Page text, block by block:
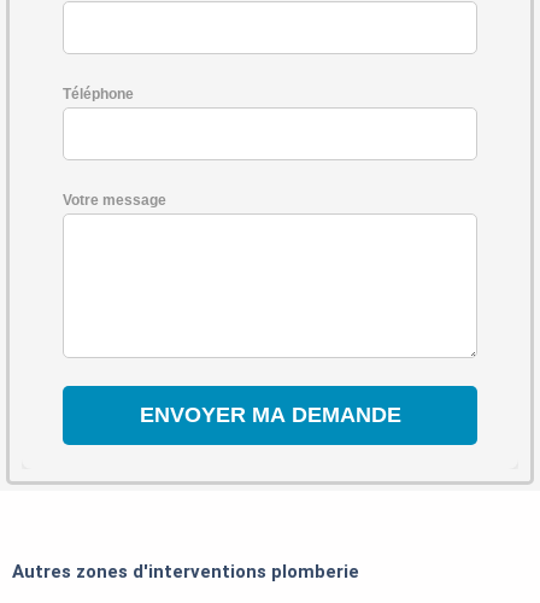
Téléphone
Votre message
Autres zones d'interventions plomberie